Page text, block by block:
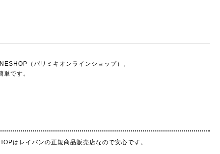
（パリミキオンラインショップ）。
です。
はレイバンの正規商品販売店なので安心です。